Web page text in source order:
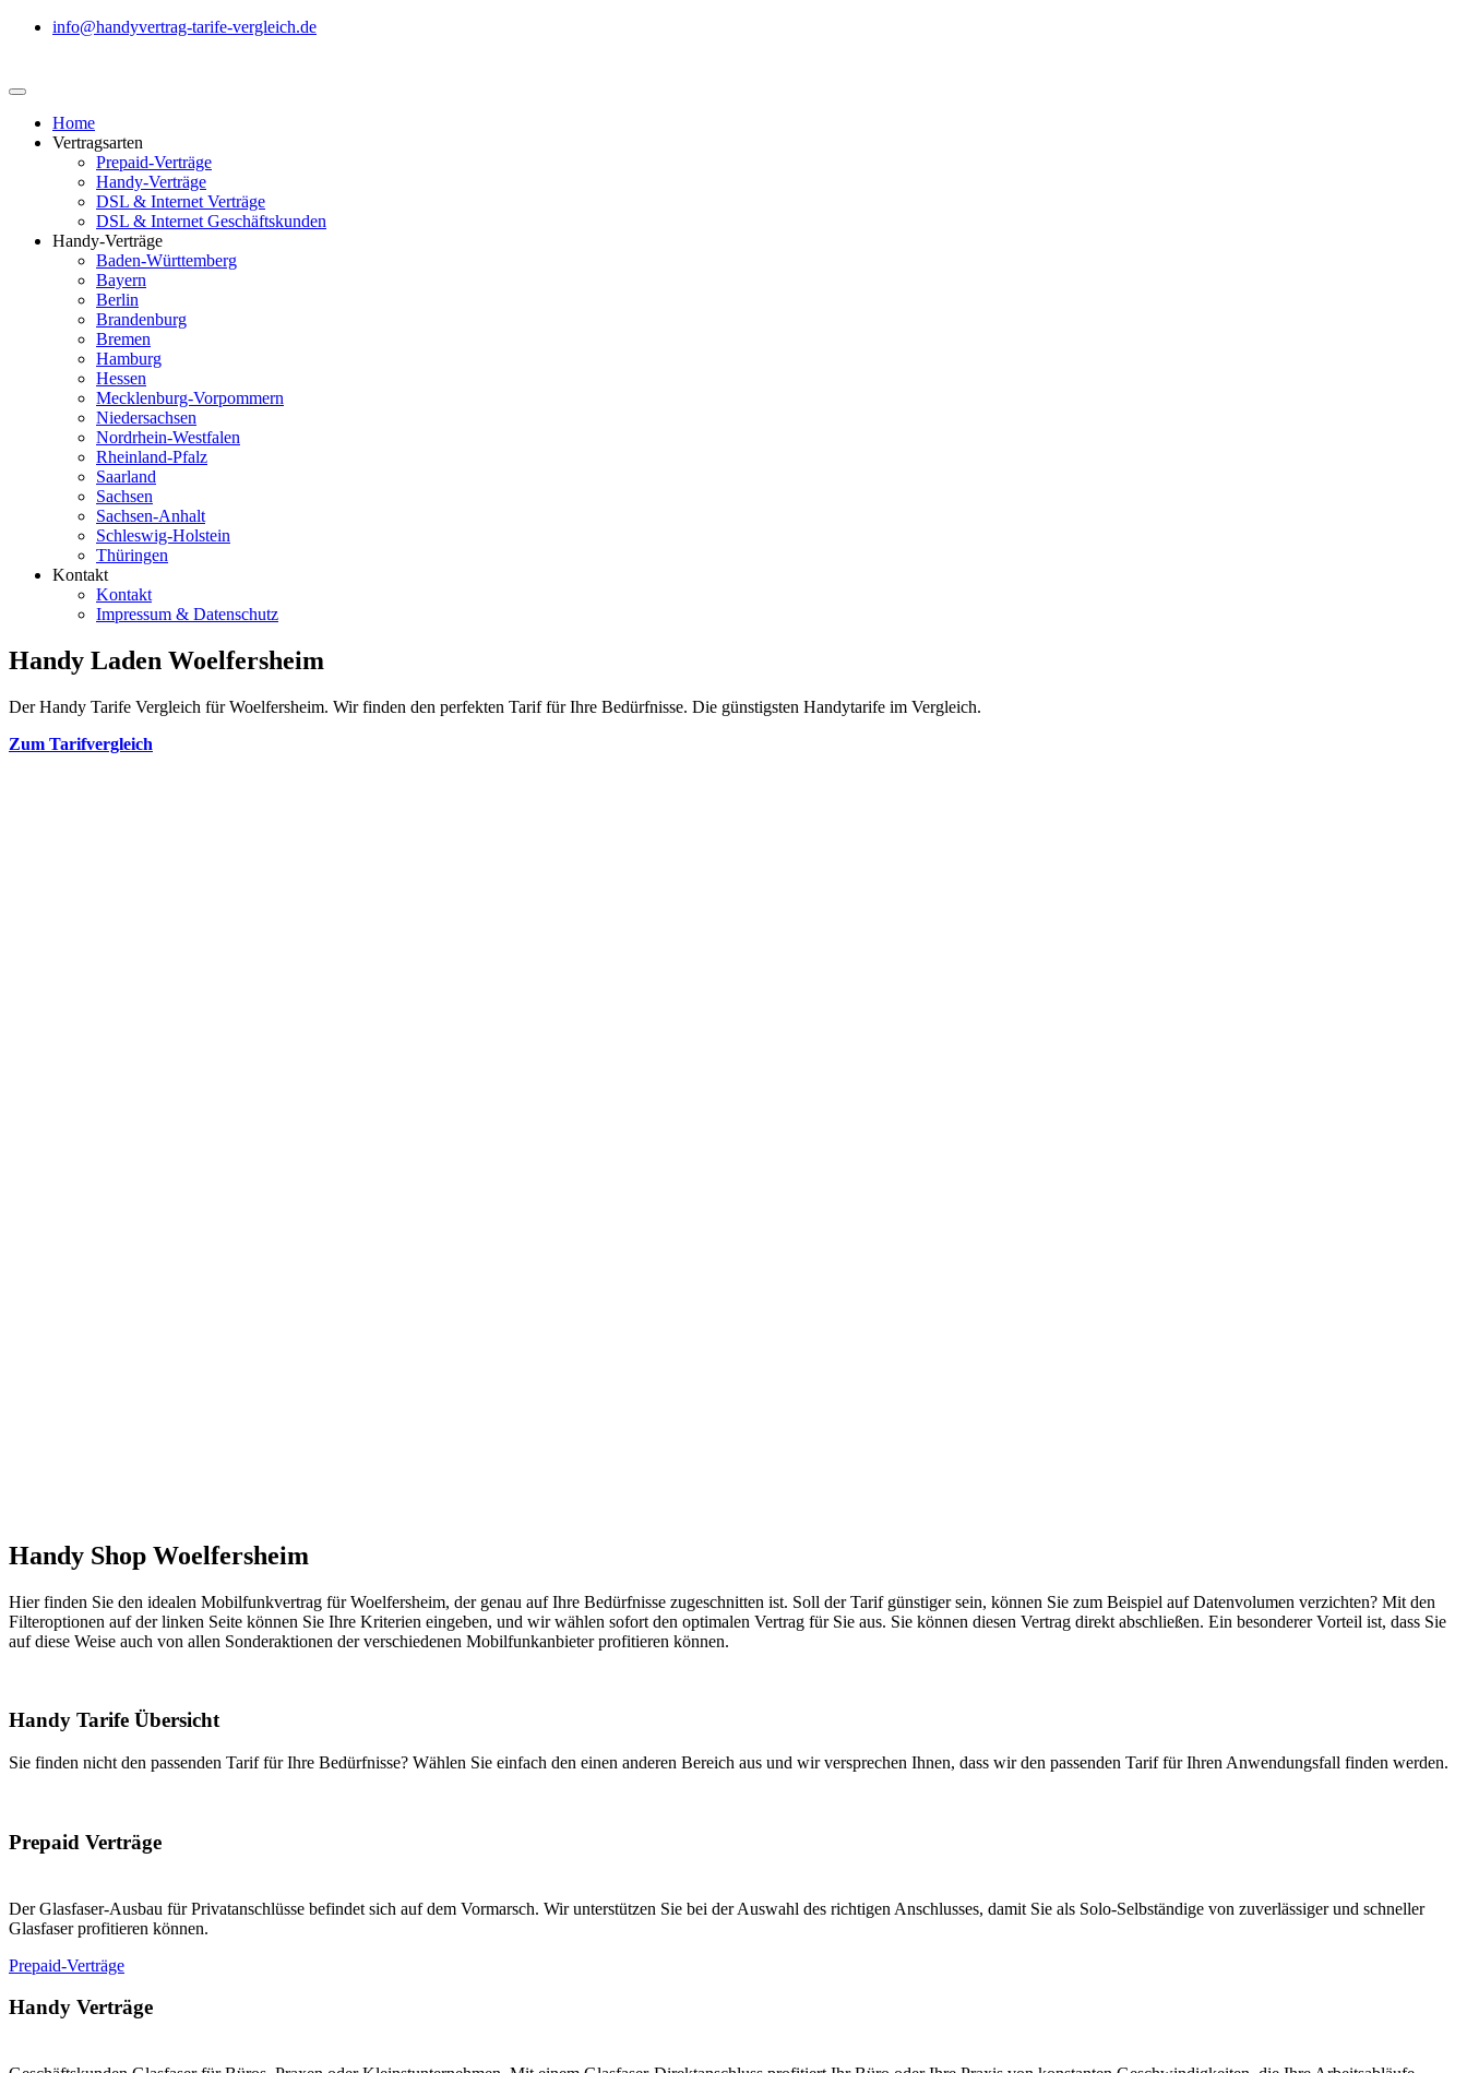
info@handyvertrag-tarife-vergleich.de
Home
Vertragsarten
Prepaid-Verträge
Handy-Verträge
DSL & Internet Verträge
DSL & Internet Geschäftskunden
Handy-Verträge
Baden-Württemberg
Bayern
Berlin
Brandenburg
Bremen
Hamburg
Hessen
Mecklenburg-Vorpommern
Niedersachsen
Nordrhein-Westfalen
Rheinland-Pfalz
Saarland
Sachsen
Sachsen-Anhalt
Schleswig-Holstein
Thüringen
Kontakt
Kontakt
Impressum & Datenschutz
Handy Laden Woelfersheim
Der Handy Tarife Vergleich für Woelfersheim. Wir finden den perfekten Tarif für Ihre Bedürfnisse. Die günstigsten Handytarife im Vergleich.
Zum Tarifvergleich
Handy Shop Woelfersheim
Hier finden Sie den idealen Mobilfunkvertrag für Woelfersheim, der genau auf Ihre Bedürfnisse zugeschnitten ist. Soll der Tarif günstiger sein, können Sie zum Beispiel auf Datenvolumen verzichten? Mit den
Filteroptionen auf der linken Seite können Sie Ihre Kriterien eingeben, und wir wählen sofort den optimalen Vertrag für Sie aus. Sie können diesen Vertrag direkt abschließen. Ein besonderer Vorteil ist, dass Sie
auf diese Weise auch von allen Sonderaktionen der verschiedenen Mobilfunkanbieter profitieren können.
Handy Tarife Übersicht
Sie finden nicht den passenden Tarif für Ihre Bedürfnisse? Wählen Sie einfach den einen anderen Bereich aus und wir versprechen Ihnen, dass wir den passenden Tarif für Ihren Anwendungsfall finden werden.
Prepaid Verträge
Der Glasfaser-Ausbau für Privatanschlüsse befindet sich auf dem Vormarsch. Wir unterstützen Sie bei der Auswahl des richtigen Anschlusses, damit Sie als Solo-Selbständige von zuverlässiger und schneller
Glasfaser profitieren können.
Prepaid-Verträge
Handy Verträge